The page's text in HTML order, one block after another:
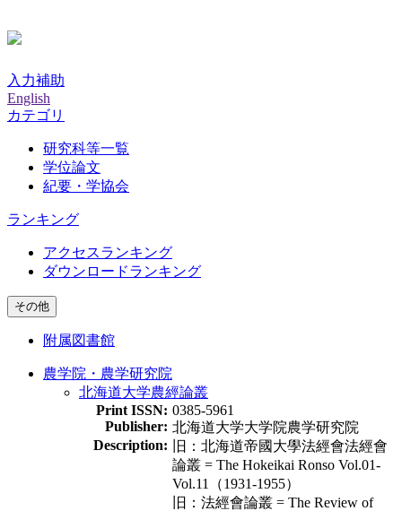
入力補助
English
カテゴリ
研究科等一覧
学位論文
紀要・学協会
ランキング
アクセスランキング
ダウンロードランキング
その他
附属図書館
農学院・農学研究院
北海道大学農經論叢
Print ISSN: 0385-5961
Publisher: 北海道大学大学院農学研究院
Description:
旧：北海道帝國大學法經會法經會
論叢 = The Hokeikai Ronso Vol.01-
Vol.11（1931-1955）
旧：法經會論叢 = The Review of